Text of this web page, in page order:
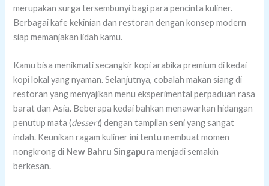
merupakan surga tersembunyi bagi para pencinta kuliner.
Berbagai kafe kekinian dan restoran dengan konsep modern
siap memanjakan lidah kamu.
Kamu bisa menikmati secangkir kopi arabika premium di kedai
kopi lokal yang nyaman. Selanjutnya, cobalah makan siang di
restoran yang menyajikan menu eksperimental perpaduan rasa
barat dan Asia. Beberapa kedai bahkan menawarkan hidangan
penutup mata (dessert) dengan tampilan seni yang sangat
indah. Keunikan ragam kuliner ini tentu membuat momen
nongkrong di New Bahru Singapura menjadi semakin
berkesan.